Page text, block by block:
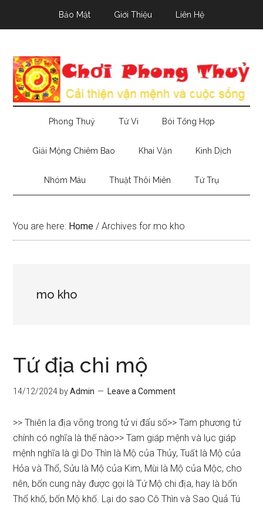
Bảo Mật Giới Thiệu Liên Hệ
Phong Thuỷ Tử Vi Bói Tổng Hợp
Giải Mộng Chiêm Bao Khai Vận Kinh Dịch
Nhóm Máu Thuật Thôi Miên Tứ Trụ
You are here: Home / Archives for mo kho
mo kho
Tứ địa chi mộ
14/12/2024 byAdmin Leave a Comment
>> Thiên la địa võng trong tử vi đẩu số>> Tam phương tứ
chính có nghĩa là thế nào>> Tam giáp mệnh và lục giáp
mệnh nghĩa là gì Do Thìn là Mộ của Thủy, Tuất là Mộ của
Hỏa và Thổ, Sửu là Mộ của Kim, Mùi là Mộ của Mộc, cho
nên, bốn cung này được gọi là Tứ Mộ chi địa, hay là bốn
Thổ khố, bốn Mộ khố. Lại do sao Cô Thìn và Sao Quả Tú